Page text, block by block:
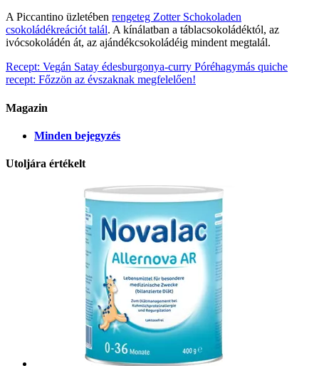
A Piccantino üzletében rengeteg Zotter Schokoladen
csokoládékreációt talál. A kínálatban a táblacsokoládéktól, az
ivócsokoládén át, az ajándékcsokoládéig mindent megtalál.
Recept: Vegán Satay édesburgonya-curry Póréhagymás quiche
recept: Főzzön az évszaknak megfelelően!
Magazin
Minden bejegyzés
Utoljára értékelt